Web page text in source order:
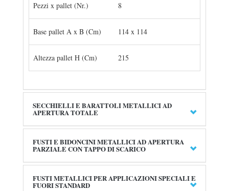
Pezzi x pallet (Nr.) 8
Base pallet A x B (Cm) 114 x 114
Altezza pallet H (Cm) 215
SECCHIELLI E BARATTOLI METALLICI AD
APERTURA TOTALE
FUSTI E BIDONCINI METALLICI AD APERTURA
PARZIALE CON TAPPO DI SCARICO
FUSTI METALLICI PER APPLICAZIONI SPECIALI E
FUORI STANDARD